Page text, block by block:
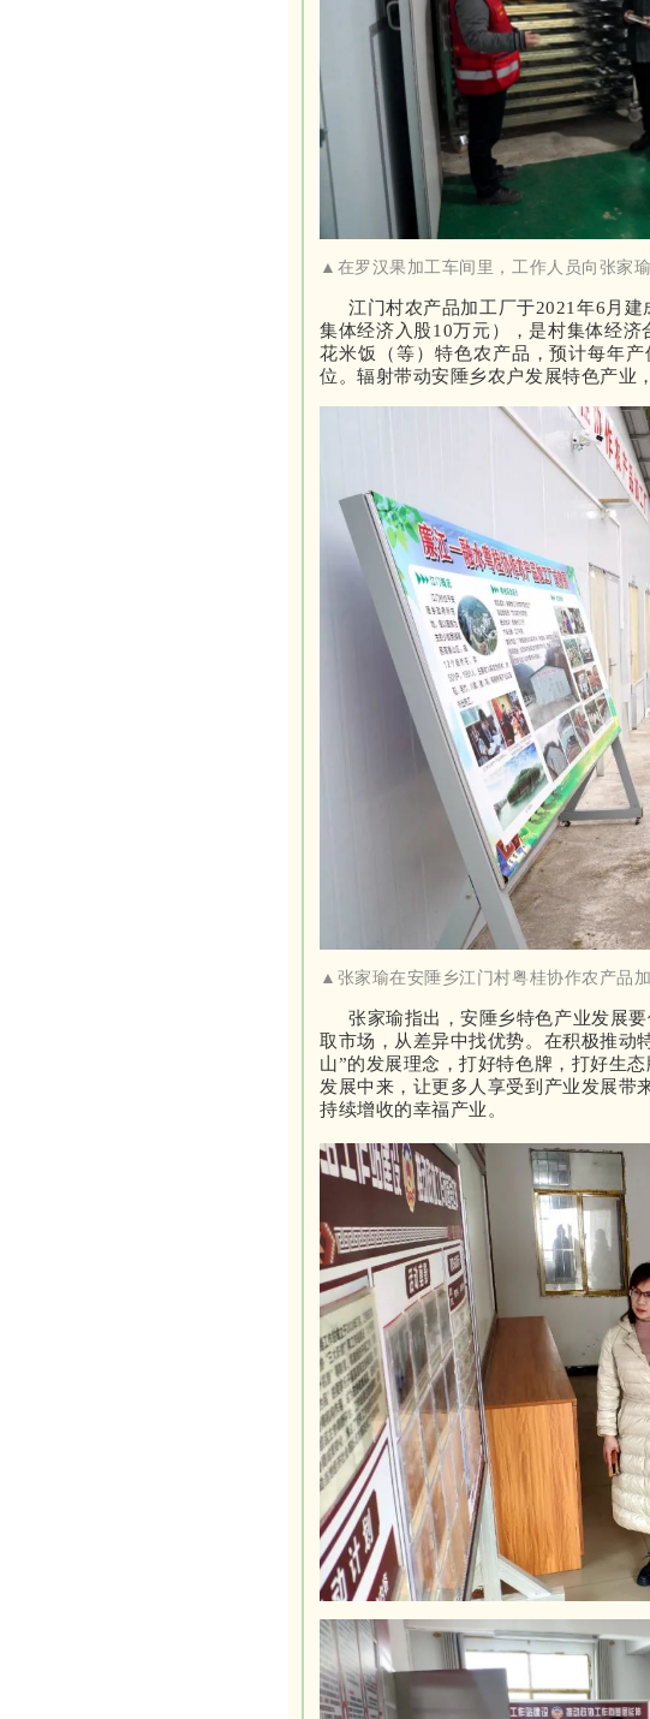
▲在罗汉果加工车间里，工作人员向张家
江门村农产品加工厂于2021年6月
集体经济入股10万元），是村集体经
花米饭（等）特色农产品，预计每年
位。辐射带动安陲乡农户发展特色产业
▲张家瑜在安陲乡江门村粤桂协作农产品
张家瑜指出，安陲乡特色产业发展
取市场，从差异中找优势。 在积极推动
山”的发展理念，打好特色牌，打好生态
发展中来，让更多人享受到产业发展带
持续增收的幸福产业。